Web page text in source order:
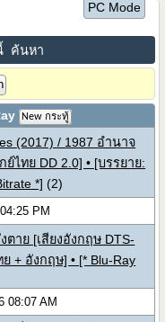
PC Mode
ค้นหา
New กระทู้
(2017) / 1987 อำนาจ
ย์ไทย DD 2.0] • [บรรยาย:
*] (2)
PM
ตาย [เสียงอังกฤษ DTS-
+ อังกฤษ] • [* Blu-Ray
08:07 AM